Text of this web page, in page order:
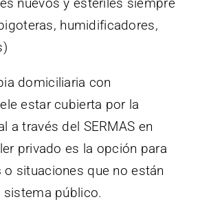
nuevos y estériles siempre
humidificadores,
domiciliaria con
estar cubierta por la
a través del SERMAS en
privado es la opción para
o situaciones que no están
público.